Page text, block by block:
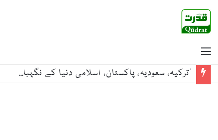
‘ترکیہ، سعودیہ، پاکستان، اسلامی دنیا کے نگہبان’، خصوصی نغمہ جاری